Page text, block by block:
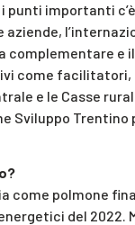
importanti
complementare e
come facilitatori,
e le Casse
Sviluppo
come polmone
del 2022.